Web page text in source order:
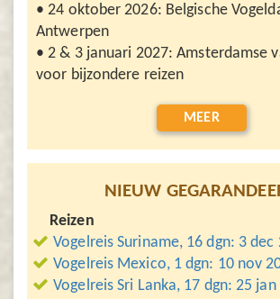
• 24 oktober 2026: Belgische
Antwerpen
• 2 & 3 januari 2027: Amsterdamse
voor bijzondere reizen
MEER
NIEUW
Reizen
Vogelreis Suriname, 16 dgn: 3 dec
Vogelreis Mexico, 1 dgn: 10 nov
Vogelreis Sri Lanka, 17 dgn: 25 jan